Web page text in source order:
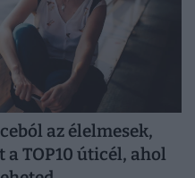
az élelmesek,
TOP10 úticél, ahol